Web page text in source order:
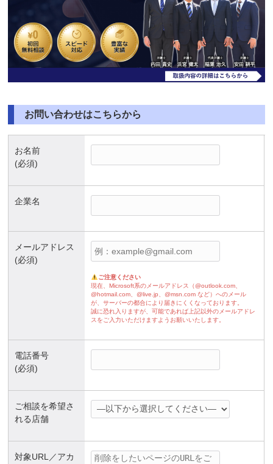
お問い合わせはこちらから
お名前
(必須)
企業名
メールアドレス
(必須)
ご注意ください
現在、Microsoft系のメールアドレス（@outlook.com、
@hotmail.com、@live.jp、@msn.com など）へのメール
が、サーバーの都合により届きにくくなっております。
誠に恐れ入りますが、可能であれば上記以外のメールアドレ
スをご入力いただけますようお願いいたします。
電話番号
(必須)
ご相談を希望さ
れる店舗
対象URL／アカ